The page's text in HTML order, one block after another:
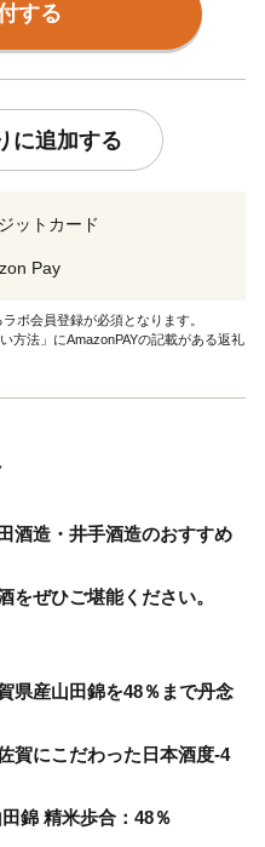
する
に追加する
ットカード
Pay
ボ会員登録が必須となります。
方法」にAmazonPAYの記載がある返礼
酒造・井手酒造のおすすめ
をぜひご堪能ください。
県産山田錦を48％まで丹念
賀にこだわった日本酒度-4
錦 精米歩合：48％